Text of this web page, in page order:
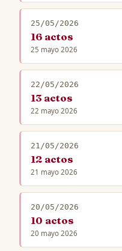
25/05/2026
16 actos
25 mayo 2026
22/05/2026
13 actos
22 mayo 2026
21/05/2026
12 actos
21 mayo 2026
20/05/2026
10 actos
20 mayo 2026